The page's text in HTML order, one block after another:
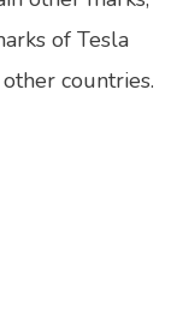
of Tesla
countries.